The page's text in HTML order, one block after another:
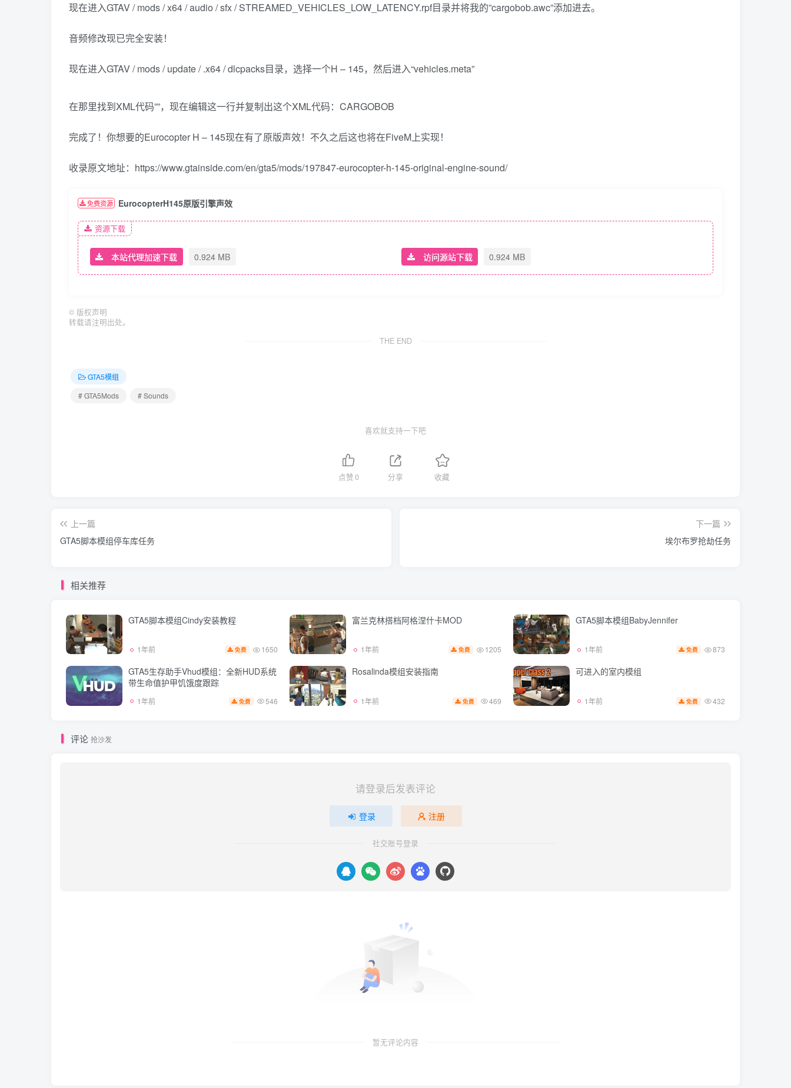
现在进入GTAV / mods / x64 / audio / sfx / STREAMED_VEHICLES_LOW_LATENCY.rpf目录并将我的”cargobob.awc”添加进去。
音频修改现已完全安装！
现在进入GTAV / mods / update / .x64 / dlcpacks目录，选择一个H – 145，然后进入“vehicles.meta”
在那里找到XML代码””，现在编辑这一行并复制出这个XML代码：CARGOBOB
完成了！你想要的Eurocopter H – 145现在有了原版声效！不久之后这也将在FiveM上实现！
收录原文地址：https://www.gtainside.com/en/gta5/mods/197847-eurocopter-h-145-original-engine-sound/
免费资源 EurocopterH145原版引擎声效
资源下载
本站代理加速下载 0.924 MB 访问源站下载 0.924 MB
© 版权声明
转载请注明出处。
THE END
GTA5模组
# GTA5Mods
# Sounds
喜欢就支持一下吧
点赞0 分享 收藏
上一篇
GTA5脚本模组停车库任务
下一篇
埃尔布罗抢劫任务
相关推荐
GTA5脚本模组Cindy安装教程
1年前 免费 1650
富兰克林搭档阿格涅什卡MOD
1年前 免费 1205
GTA5脚本模组BabyJennifer
1年前 免费 873
GTA5生存助手Vhud模组：全新HUD系统
带生命值护甲饥饿度跟踪
1年前 免费 546
Rosalinda模组安装指南
1年前 免费 469
可进入的室内模组
1年前 免费 432
评论 抢沙发
请登录后发表评论
登录 注册
社交账号登录
暂无评论内容